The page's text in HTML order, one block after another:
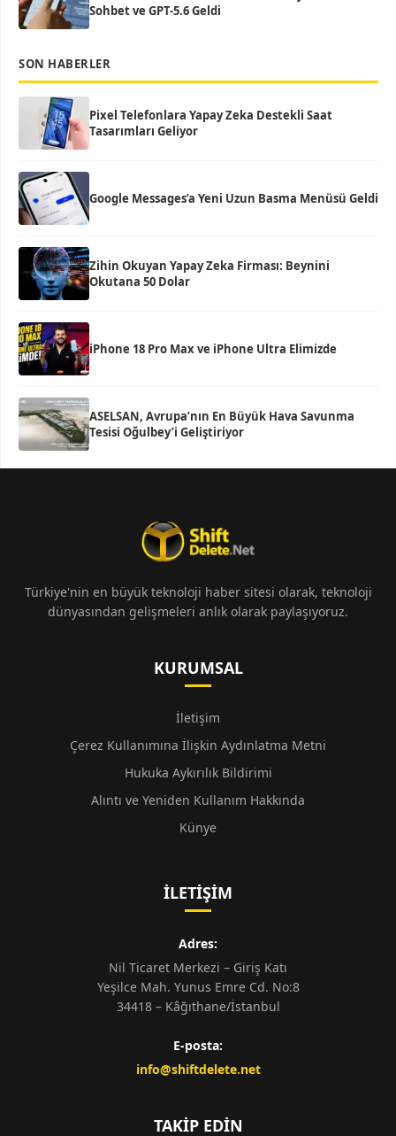
Sohbet ve GPT-5.6 Geldi
SON HABERLER
Pixel Telefonlara Yapay Zeka Destekli Saat
Tasarımları Geliyor
Google Messages’a Yeni Uzun Basma Menüsü Geldi
Zihin Okuyan Yapay Zeka Firması: Beynini
Okutana 50 Dolar
iPhone 18 Pro Max ve iPhone Ultra Elimizde
ASELSAN, Avrupa’nın En Büyük Hava Savunma
Tesisi Oğulbey’i Geliştiriyor
Türkiye'nin en büyük teknoloji haber sitesi olarak, teknoloji
dünyasından gelişmeleri anlık olarak paylaşıyoruz.
KURUMSAL
İletişim
Çerez Kullanımına İlişkin Aydınlatma Metni
Hukuka Aykırılık Bildirimi
Alıntı ve Yeniden Kullanım Hakkında
Künye
İLETIŞIM
Adres:
Nil Ticaret Merkezi – Giriş Katı
Yeşilce Mah. Yunus Emre Cd. No:8
34418 – Kâğıthane/İstanbul
E-posta:
info@shiftdelete.net
TAKIP EDIN